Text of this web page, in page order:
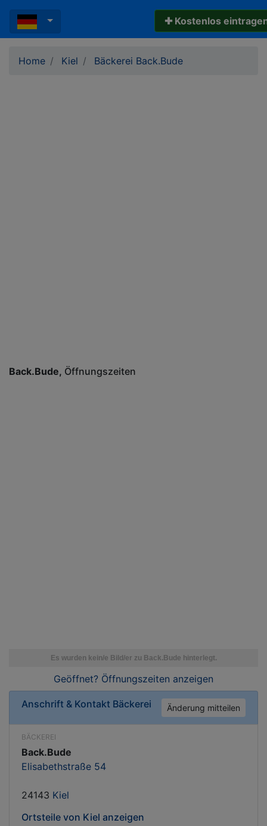
✚ Kostenlos
Home Kiel Bäckerei Back.Bude
Back.Bude Öffnungszeiten
Geöffnet? Öffnungszeiten anzeigen
Anschrift & Kontakt Bäckerei Änderung mitteilen
BÄCKEREI
Back.Bude
Elisabethstraße 54
24143 Kiel
Ortsteile von Kiel anzeigen